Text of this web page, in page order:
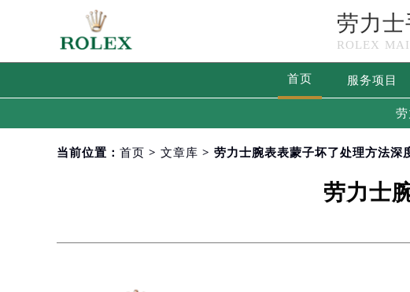
劳力
ROLEX
首页 服务项目
当前位置： 首页 > 文章库 > 劳力士腕表表蒙子坏了处理方法深
劳力士